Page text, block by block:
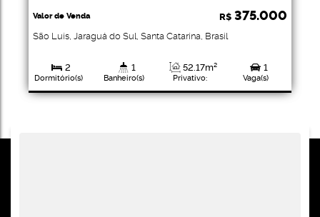
R$ 375.000
Valor de Venda
São Luís, Jaraguá do Sul, Santa Catarina, Brasil
2
Dormitório(s)
1
Banheiro(s) Privativo:
52 .17m²
Total:
64.55m²
1
Vaga(s)